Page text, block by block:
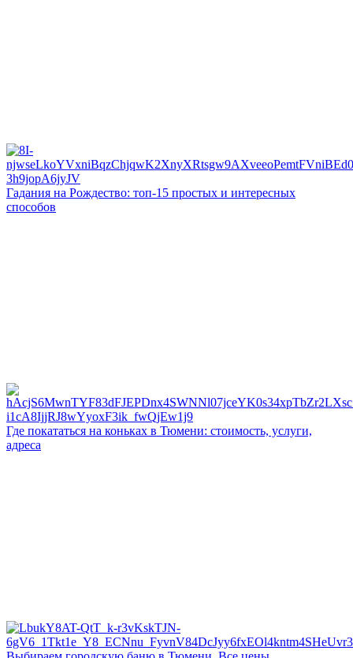
Гадания на Рождество: топ-15 простых и интересных
способов
Где покататься на коньках в Тюмени: стоимость, услуги,
адреса